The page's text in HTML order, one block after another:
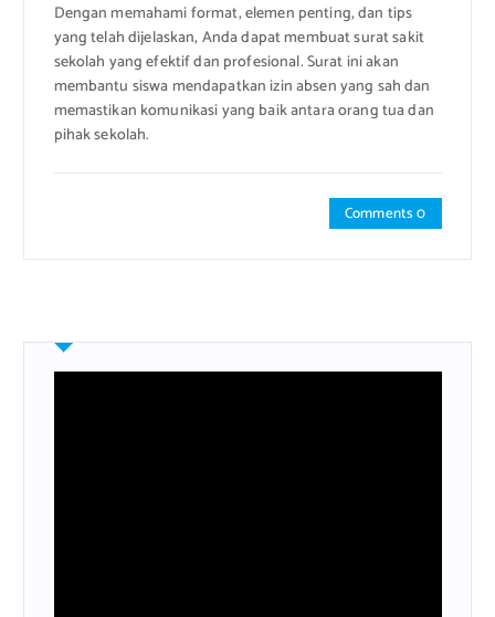
Dengan memahami format, elemen penting, dan tips
yang telah dijelaskan, Anda dapat membuat surat sakit
sekolah yang efektif dan profesional. Surat ini akan
membantu siswa mendapatkan izin absen yang sah dan
memastikan komunikasi yang baik antara orang tua dan
pihak sekolah.
Comments 0